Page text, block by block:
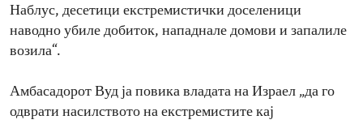
Наблус, десетици екстремистички доселеници
наводно убиле добиток, нападнале домови и запалиле
возила“.
Амбасадорот Вуд ја повика владата на Израел „да го
одврати насилството на екстремистите кај